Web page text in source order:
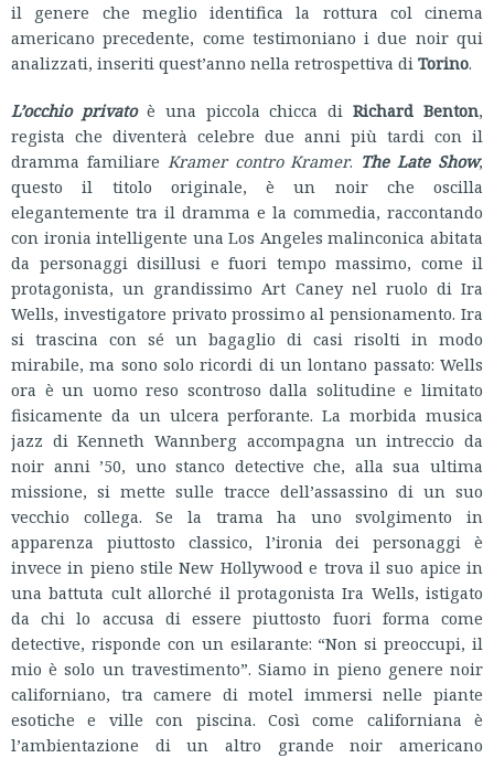
il genere che meglio identifica la rottura col cinema
americano precedente, come testimoniano i due noir qui
analizzati, inseriti quest’anno nella retrospettiva di Torino.
L’occhio privatoè una piccola chicca diRichard Benton,
regista che diventerà celebre due anni più tardi con il
dramma familiare Kramer contro Kramer. The Late Show,
questo il titolo originale, è un noir che oscilla
elegantemente tra il dramma e la commedia, raccontando
con ironia intelligente una Los Angeles malinconica abitata
da personaggi disillusi e fuori tempo massimo, come il
protagonista, un grandissimo Art Caney nel ruolo di Ira
Wells, investigatore privato prossimo al pensionamento. Ira
si trascina con sé un bagaglio di casi risolti in modo
mirabile, ma sono solo ricordi di un lontano passato: Wells
ora è un uomo reso scontroso dalla solitudine e limitato
fisicamente da un ulcera perforante. La morbida musica
jazz di Kenneth Wannberg accompagna un intreccio da
noir anni ’50, uno stanco detective che, alla sua ultima
missione, si mette sulle tracce dell’assassino di un suo
vecchio collega. Se la trama ha uno svolgimento in
apparenza piuttosto classico, l’ironia dei personaggi è
invece in pieno stile New Hollywood e trova il suo apice in
una battuta cult allorché il protagonista Ira Wells, istigato
da chi lo accusa di essere piuttosto fuori forma come
detective, risponde con un esilarante: “Non si preoccupi, il
mio è solo un travestimento”. Siamo in pieno genere noir
californiano, tra camere di motel immersi nelle piante
esotiche e ville con piscina. Così come californiana è
l’ambientazione di un altro grande noir americano